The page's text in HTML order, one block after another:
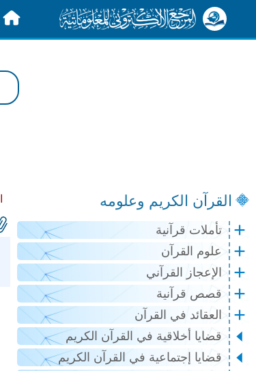
القرآن الكريم وعلومه
تأملات قرآنية
علوم القرآن
الإعجاز القرآني
قصص قرآنية
العقائد في القرآن
قضايا أخلاقية في القرآن الكريم
قضايا إجتماعية في القرآن الكريم